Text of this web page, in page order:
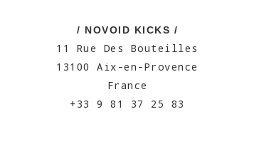
/ NOVOID KICKS /
11 Rue Des Bouteilles
13100 Aix-en-Provence
France
+33 9 81 37 25 83